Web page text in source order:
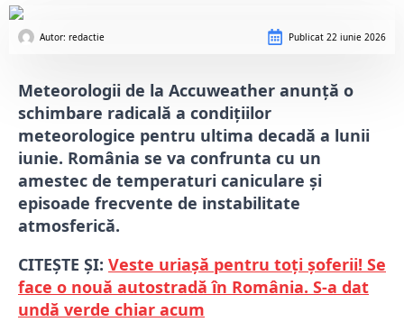
Autor: redactie Publicat 22 iunie 2026
Meteorologii de la Accuweather anunță o
schimbare radicală a condițiilor
meteorologice pentru ultima decadă a lunii
iunie. România se va confrunta cu un
amestec de temperaturi caniculare și
episoade frecvente de instabilitate
atmosferică.
CITEȘTE ȘI: Veste uriașă pentru toți șoferii! Se
face o nouă autostradă în România. S-a dat
undă verde chiar acum